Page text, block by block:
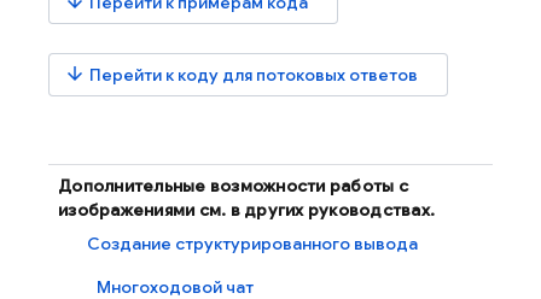
arrow_downward Перейти к коду для потоковых ответов
Дополнительные возможности работы с
изображениями см. в других руководствах.
Создание структурированного вывода
Многоходовой чат